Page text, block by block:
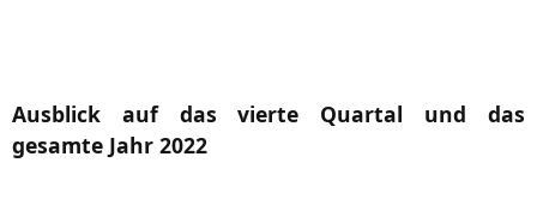
Ausblick auf das vierte Quartal und das
gesamte Jahr 2022